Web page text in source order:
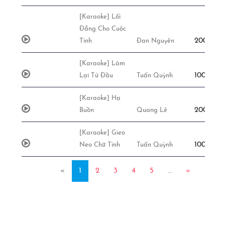
[Karaoke] Lối
Đắng Cho Cuộc
Tình
Đan Nguyên
[Karaoke] Làm
Lại Từ Đầu
Tuấn Quỳnh
[Karaoke] Hạ
Buồn
Quang Lê
[Karaoke] Gieo
Neo Chữ Tình
Tuấn Quỳnh
« 1 2 3 4 5 … »